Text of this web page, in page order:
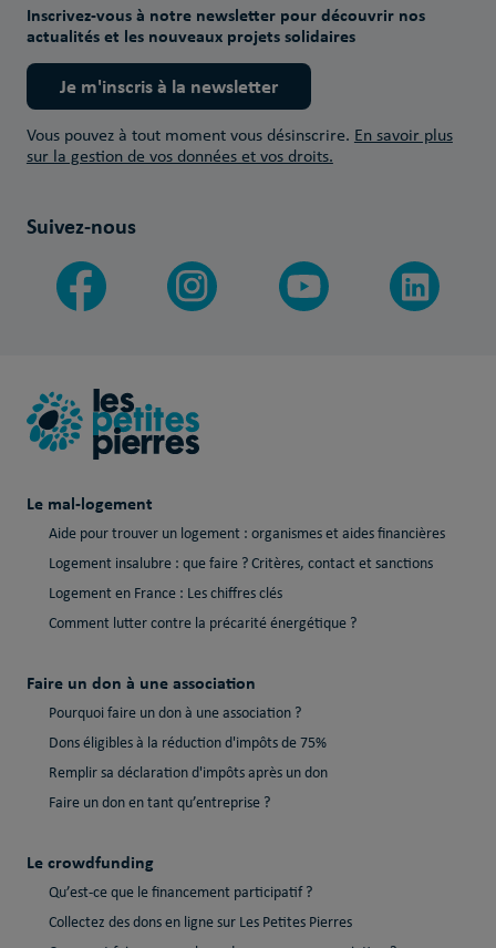
Inscrivez-vous à notre newsletter pour découvrir nos
actualités et les nouveaux projets solidaires
Je m'inscris à la newsletter
Vous pouvez à tout moment vous désinscrire. En savoir plus
sur la gestion de vos données et vos droits.
Suivez-nous
Le mal-logement
Aide pour trouver un logement : organismes et aides financières
Logement insalubre : que faire ? Critères, contact et sanctions
Logement en France : Les chiffres clés
Comment lutter contre la précarité énergétique ?
Faire un don à une association
Pourquoi faire un don à une association ?
Dons éligibles à la réduction d'impôts de 75%
Remplir sa déclaration d'impôts après un don
Faire un don en tant qu’entreprise ?
Le crowdfunding
Qu’est-ce que le financement participatif ?
Collectez des dons en ligne sur Les Petites Pierres